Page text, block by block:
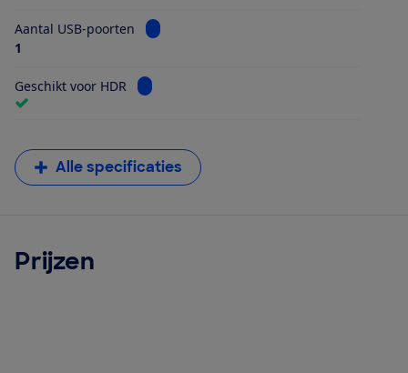
Aantal USB-poorten
Bekijk informatie voor Aantal USB-poorten
1
Geschikt voor HDR Bekijk informatie voor Geschikt voor HDR
Alle specificaties
Prijzen